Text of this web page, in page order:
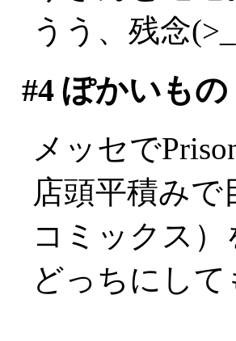
うう、残念
#4ぽかいもの
メッセで
店頭平積み
コミックス）
どっちにし